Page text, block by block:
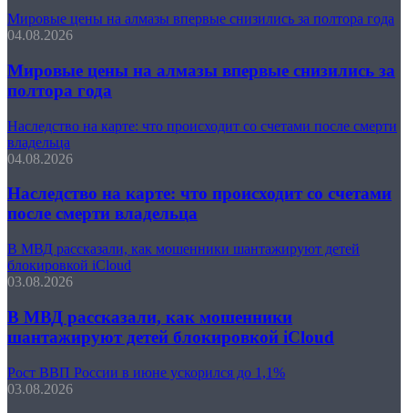
Мировые цены на алмазы впервые снизились за полтора года
04.08.2026
Мировые цены на алмазы впервые снизились за
полтора года
Наследство на карте: что происходит со счетами после смерти
владельца
04.08.2026
Наследство на карте: что происходит со счетами
после смерти владельца
В МВД рассказали, как мошенники шантажируют детей
блокировкой iCloud
03.08.2026
В МВД рассказали, как мошенники
шантажируют детей блокировкой iCloud
Рост ВВП России в июне ускорился до 1,1%
03.08.2026